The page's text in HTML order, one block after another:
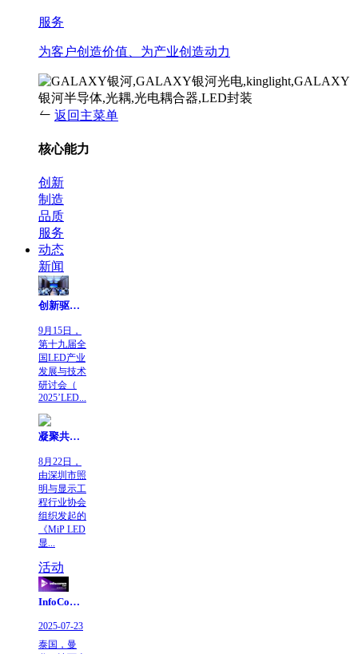
服务
为客户创造价值、为产业创造动力
返回主菜单
核心能力
创新
制造
品质
服务
动态
新闻
创新驱动 | GALAXY银河赋能LED全域应用新生态
9月15日，
第十九届全
国LED产业
发展与技术
研讨会（
2025’LED...
凝聚共识，引领未来！MiP LED显示技术等行业标准研讨会于GALAXY银河圆满举行
8月22日，
由深圳市照
明与显示工
程行业协会
组织发起的
《MiP LED
显...
活动
InfoComm Asia 2025 泰国展 | 共拓东南亚视听新机遇
2025-07-23
泰国，曼